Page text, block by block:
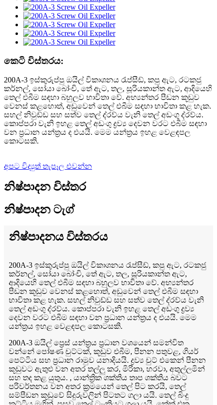
කෙටි විස්තරය:
200A-3 ඉස්කුරුප්පු ඔයිල් විකාශනය රැප්සීඩ්, කපු ඇට, රටකජු
කර්නල්, සෝයා බෝංචි, තේ ඇට, තල, සූරියකාන්ත ඇට, ආදියෙහි
තෙල් එබීම සඳහා බහුලව භාවිතා වේ. අභ්‍යන්තර පීඩන කූඩුව
වෙනස් කළහොත්, අඩුවෙන් තෙල් එබීම සඳහා භාවිතා කළ හැක.
සහල් නිවුඩ්ඩ සහ සත්ව තෙල් ද්රව්ය වැනි තෙල් අඩංගු ද්රව්ය.
කොප්පරා වැනි ඉහළ තෙල් අඩංගු ද්‍රව්‍ය දෙවන වරට එබීම සඳහා
වන ප්‍රධාන යන්ත්‍රය ද එයයි. මෙම යන්ත්‍රය ඉහළ වෙළඳපල
කොටසකි.
අපට විද්‍යුත් තැපෑල එවන්න
නිෂ්පාදන විස්තර
නිෂ්පාදන ටැග්
නිෂ්පාදනය විස්තරය
200A-3 ඉස්කුරුප්පු ඔයිල් විකාශනය රැප්සීඩ්, කපු ඇට, රටකජු
කර්නල්, සෝයා බෝංචි, තේ ඇට, තල, සූරියකාන්ත ඇට,
ආදියෙහි තෙල් එබීම සඳහා බහුලව භාවිතා වේ. අභ්‍යන්තර
පීඩන කූඩුව වෙනස් කළහොත්, අඩුවෙන් තෙල් එබීම සඳහා
භාවිතා කළ හැක. සහල් නිවුඩ්ඩ සහ සත්ව තෙල් ද්රව්ය වැනි
තෙල් අඩංගු ද්රව්ය. කොප්පරා වැනි ඉහළ තෙල් අඩංගු ද්‍රව්‍ය
දෙවන වරට එබීම සඳහා වන ප්‍රධාන යන්ත්‍රය ද එයයි. මෙම
යන්ත්‍රය ඉහළ වෙළඳපල කොටසකි.
200A-3 ඔයිල් ප්‍රෙස් යන්ත්‍රය ප්‍රධාන වශයෙන් සමන්විත
වන්නේ පෝෂණ චුට්ටක්, කූඩුව එබීම, පීනන පතුවළ, ගියර්
පෙට්ටිය සහ ප්‍රධාන රාමුව යනාදියයි. ද්‍රව්‍ය චුට් එකෙන් පීනන
කූඩුවට ඇතුළු වන අතර තල්ලු කර, මිරිකා, හරවා, අතුල්ලමින්
සහ තද කළ යුතුය. , යාන්ත්‍රික ශක්තිය තාප ශක්තිය බවට
පරිවර්තනය වන අතර ක්‍රමයෙන් තෙල් පිට කරයි, තෙල්
සම්පීඩන කූඩුවේ සිදුරුවලින් පිටතට ගලා යයි. තෙල් බිංදු